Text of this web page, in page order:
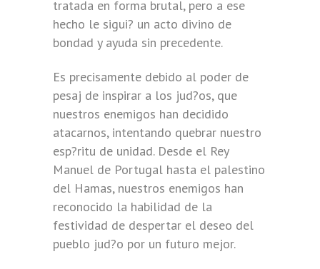
tratada en forma brutal, pero a ese
hecho le sigui? un acto divino de
bondad y ayuda sin precedente.
Es precisamente debido al poder de
pesaj de inspirar a los jud?os, que
nuestros enemigos han decidido
atacarnos, intentando quebrar nuestro
esp?ritu de unidad. Desde el Rey
Manuel de Portugal hasta el palestino
del Hamas, nuestros enemigos han
reconocido la habilidad de la
festividad de despertar el deseo del
pueblo jud?o por un futuro mejor.